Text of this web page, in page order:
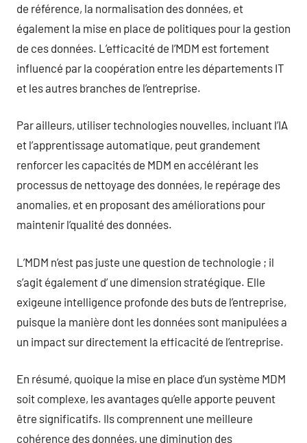
de référence, la normalisation des données, et
également la mise en place de politiques pour la gestion
de ces données. L’efficacité de l’MDM est fortement
influencé par la coopération entre les départements IT
et les autres branches de l’entreprise.
Par ailleurs, utiliser technologies nouvelles, incluant l’IA
et l’apprentissage automatique, peut grandement
renforcer les capacités de MDM en accélérant les
processus de nettoyage des données, le repérage des
anomalies, et en proposant des améliorations pour
maintenir l’qualité des données.
L’MDM n’est pas juste une question de technologie ; il
s’agit également d’ une dimension stratégique. Elle
exigeune intelligence profonde des buts de l’entreprise,
puisque la manière dont les données sont manipulées a
un impact sur directement la efficacité de l’entreprise.
En résumé, quoique la mise en place d’un système MDM
soit complexe, les avantages qu’elle apporte peuvent
être significatifs. Ils comprennent une meilleure
cohérence des données, une diminution des